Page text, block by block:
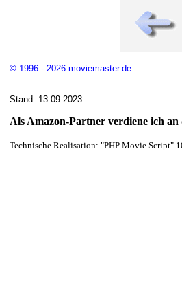
© 1996 - 2026 moviemaster.de
Stand: 13.09.2023
Als Amazon-Partner verdiene ich
Technische Realisation: "PHP Movie Script"